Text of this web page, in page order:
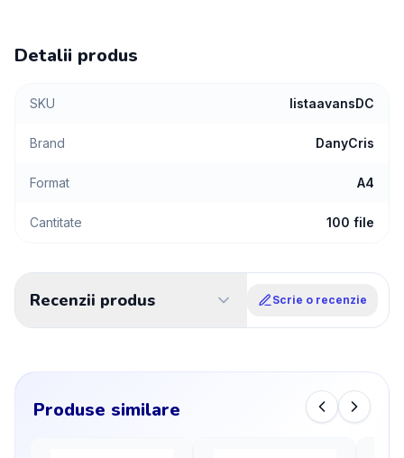
Detalii produs
SKU listaavansDC
Brand DanyCris
Format A4
Cantitate 100 file
Recenzii produs Scrie o recenzie
Produse similare